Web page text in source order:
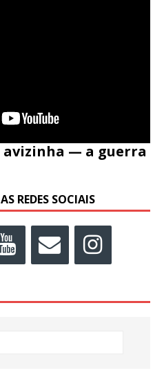
avizinha — a guerra
REDES SOCIAIS